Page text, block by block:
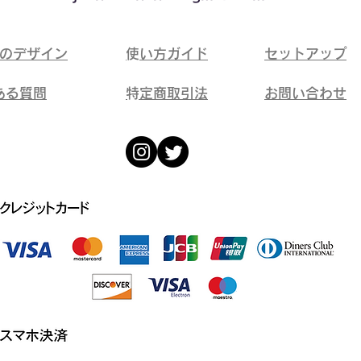
デザイン
る質問
​使い方ガイド ​セットアップ
​特定商取引法 ​お問い合わせ